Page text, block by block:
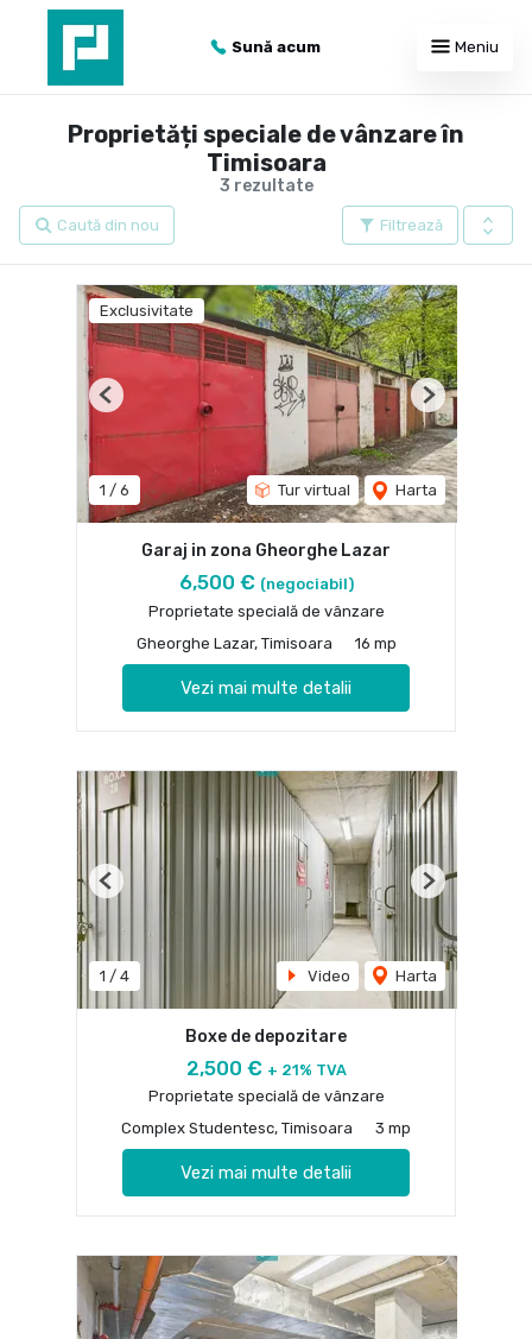
Sună acum Meniu
3 rezultate
Proprietăți speciale de vânzare în
Timisoara
Filtrează
Caută din nou
Exclusivitate
1 / 6 Tur virtual Harta
Previous Next
Garaj in zona Gheorghe Lazar
6,500 € (negociabil)
Proprietate specială de vânzare
Gheorghe Lazar, Timisoara
16 mp
Vezi mai multe detalii
1 / 4 Video Harta
Previous Next
Boxe de depozitare
2,500 € + 21% TVA
Proprietate specială de vânzare
Complex Studentesc, Timisoara
3 mp
Vezi mai multe detalii